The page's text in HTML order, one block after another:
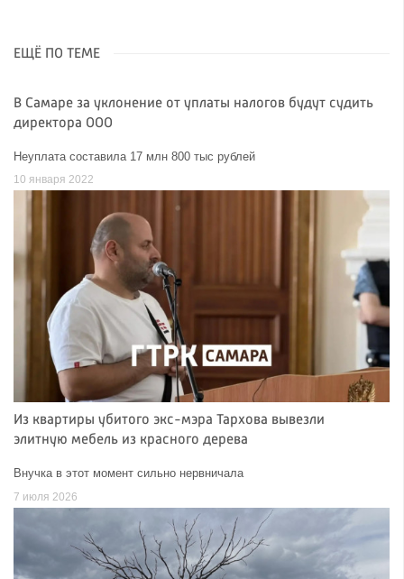
ЕЩЁ ПО ТЕМЕ
В Самаре за уклонение от уплаты налогов будут судить
директора ООО
Неуплата составила 17 млн 800 тыс рублей
10 января 2022
Из квартиры убитого экс-мэра Тархова вывезли
элитную мебель из красного дерева
Внучка в этот момент сильно нервничала
7 июля 2026